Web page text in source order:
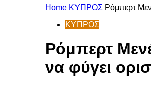
Home ΚΥΠΡΟΣ Ρόμπερτ
ΚΥΠΡΟΣ
Ρόμπερτ
να φύγει